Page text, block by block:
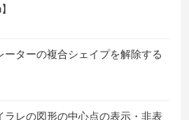
ーターの複合シェイプを解除する
ラレの図形の中心点の表示・非表